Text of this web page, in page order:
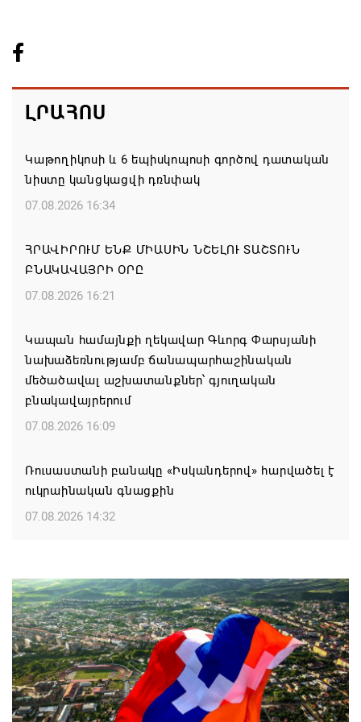
ԼՐԱՀՈՍ
Կաթողիկոսի և 6 եպիսկոպոսի գործով դատական
նիստը կանցկացվի դռնփակ
07.08.2026 16:34
ՀՐԱՎԻՐՈՒՄ ԵՆՔ ՄԻԱՍԻՆ ՆՇԵԼՈՒ ՏԱՇՏՈՒՆ
ԲՆԱԿԱՎԱՅՐԻ ՕՐԸ
07.08.2026 16:21
Կապան համայնքի ղեկավար Գևորգ Փարսյանի
նախաձեռնությամբ ճանապարհաշինական
մեծածավալ աշխատանքներ՝ գյուղական
բնակավայրերում
07.08.2026 16:09
Ռուսաստանի բանակը «Իսկանդերով» հարվածել է
ուկրաինական գնացքին
07.08.2026 14:32
Հայաստանի մի շարք զբոսաշրջային
կլաստերների զարգացման համար
07.08.2026 13:49
Այս օրը պատմության մեջ կարձանագրվի որպես
ամոթի ու դավաճանության օր․ ՌԴ և Նոր
Նախիջևանի հայոց թեմ